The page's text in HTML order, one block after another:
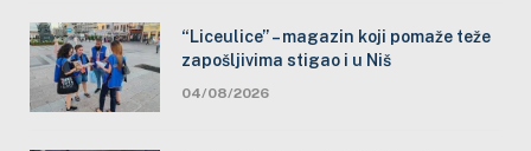
“Liceulice” – magazin koji pomaže teže
zapošljivima stigao i u Niš
04/08/2026